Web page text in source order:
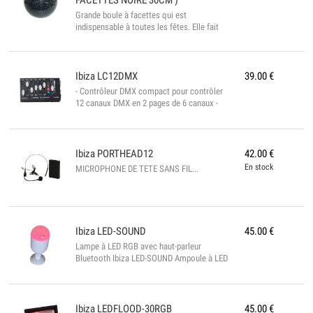
9.5cm Poids: 0.5kg...
Grande boule à facettes qui est
indispensable à toutes les fêtes. Elle fait
murs et au plafond. Ici dans sa version
décoration. Facettes en miroir véritable
haute brillance à réflexion cubique. Boule
intérieure en plastique SPECIFICATIONS
TECHNIQUES Poids net 1,6...
39.00€
Ibiza LC12DMX
- Contrôleur DMX compact pour contrôler
12 canaux DMX en 2 pages de 6 canaux -
SPECIFICATIONS TECHNIQUES
secteur fourni 100-240Vac 50/60Hz
canaux 12 Nombre de canaux par page 6
100 x 35mm Dimensions L x l x h 0.8...
42.00€
En stock
Ibiza PORTHEAD12
MICROPHONE DE TETE SANS FIL...
45.00€
Ibiza LED-SOUND
Lampe à LED RGB avec haut-parleur
Bluetooth Ibiza LED-SOUND Ampoule à LED
visse sur un culot standard E27.Idéal pour
Utilisation uniquement à l'intérieur (IP20). -
45.00€
Ibiza LEDFLOOD-30RGB